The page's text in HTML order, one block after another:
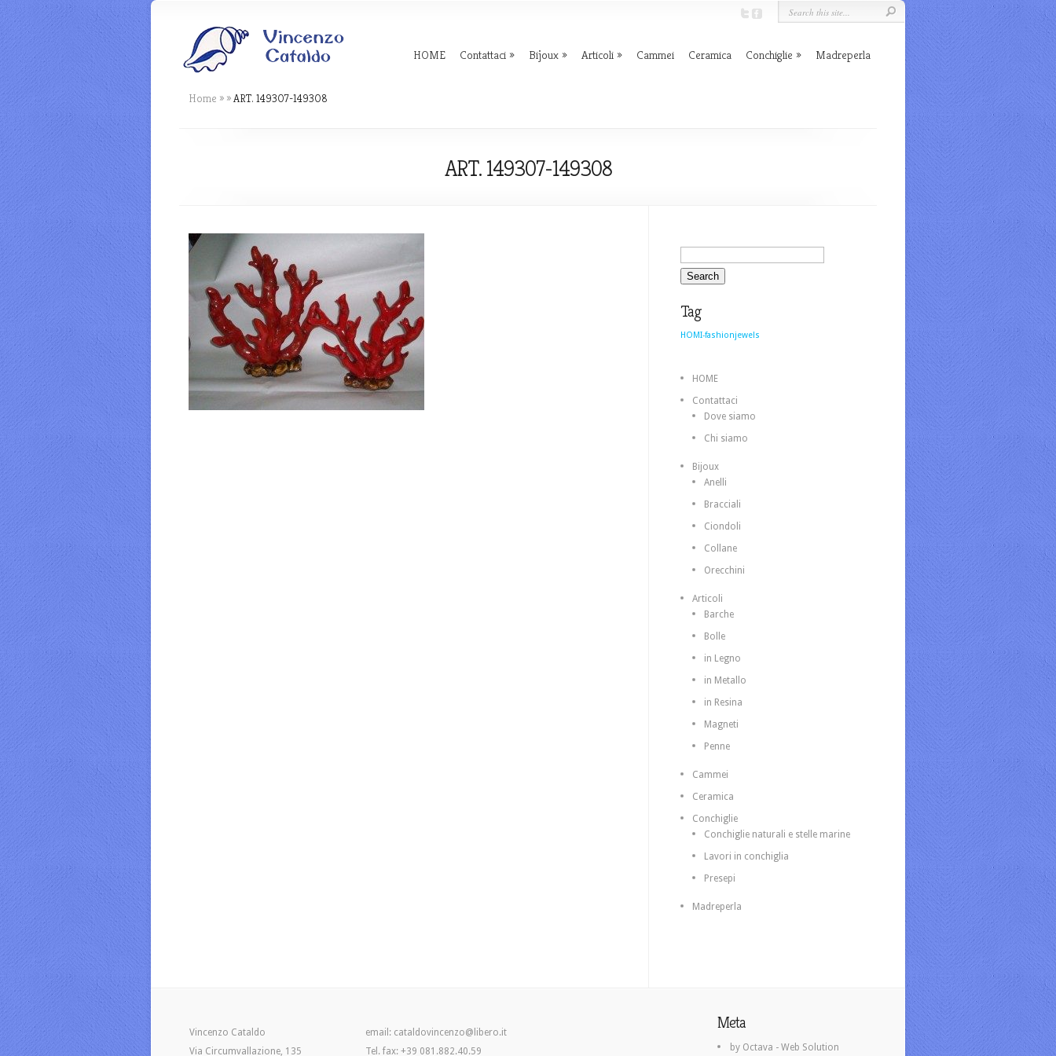
HOME Contattaci Bijoux Articoli Cammei Ceramica Conchiglie Madreperla
Home » »ART. 149307-149308
ART. 149307-149308
Tag
HOMI-fashionjewels
HOME
Contattaci
Dove siamo
Chi siamo
Bijoux
Anelli
Bracciali
Ciondoli
Collane
Orecchini
Articoli
Barche
Bolle
in Legno
in Metallo
in Resina
Magneti
Penne
Cammei
Ceramica
Conchiglie
Conchiglie naturali e stelle marine
Lavori in conchiglia
Presepi
Madreperla
Vincenzo Cataldo
Via Circumvallazione, 135
email: cataldovincenzo@libero.it
Tel. fax: +39 081.882.40.59
Meta
by Octava - Web Solution